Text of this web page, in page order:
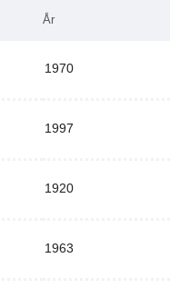
År
1970
1997
1920
1963